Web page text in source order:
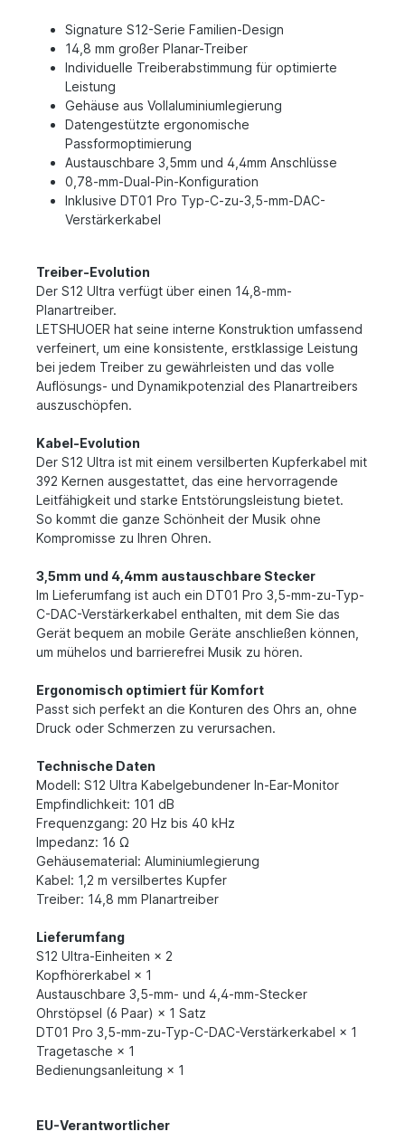
Signature S12-Serie Familien-Design
14,8 mm großer Planar-Treiber
Individuelle Treiberabstimmung für optimierte
Leistung
Gehäuse aus Vollaluminiumlegierung
Datengestützte ergonomische
Passformoptimierung
Austauschbare 3,5mm und 4,4mm Anschlüsse
0,78-mm-Dual-Pin-Konfiguration
Inklusive DT01 Pro Typ-C-zu-3,5-mm-DAC-
Verstärkerkabel
Treiber-Evolution
Der S12 Ultra verfügt über einen 14,8-mm-
Planartreiber.
LETSHUOER hat seine interne Konstruktion umfassend
verfeinert, um eine konsistente, erstklassige Leistung
bei jedem Treiber zu gewährleisten und das volle
Auflösungs- und Dynamikpotenzial des Planartreibers
auszuschöpfen.
Kabel-Evolution
Der S12 Ultra ist mit einem versilberten Kupferkabel mit
392 Kernen ausgestattet, das eine hervorragende
Leitfähigkeit und starke Entstörungsleistung bietet.
So kommt die ganze Schönheit der Musik ohne
Kompromisse zu Ihren Ohren.
3,5mm und 4,4mm austauschbare Stecker
Im Lieferumfang ist auch ein DT01 Pro 3,5-mm-zu-Typ-
C-DAC-Verstärkerkabel enthalten, mit dem Sie das
Gerät bequem an mobile Geräte anschließen können,
um mühelos und barrierefrei Musik zu hören.
Ergonomisch optimiert für Komfort
Passt sich perfekt an die Konturen des Ohrs an, ohne
Druck oder Schmerzen zu verursachen.
Technische Daten
Modell: S12 Ultra Kabelgebundener In-Ear-Monitor
Empfindlichkeit: 101 dB
Frequenzgang: 20 Hz bis 40 kHz
Impedanz: 16 Ω
Gehäusematerial: Aluminiumlegierung
Kabel: 1,2 m versilbertes Kupfer
Treiber: 14,8 mm Planartreiber
Lieferumfang
S12 Ultra-Einheiten × 2
Kopfhörerkabel × 1
Austauschbare 3,5-mm- und 4,4-mm-Stecker
Ohrstöpsel (6 Paar) × 1 Satz
DT01 Pro 3,5-mm-zu-Typ-C-DAC-Verstärkerkabel × 1
Tragetasche × 1
Bedienungsanleitung × 1
EU-Verantwortlicher